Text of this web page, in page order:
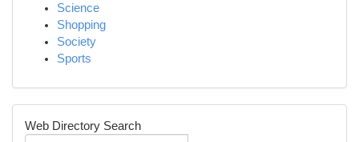
Science
Shopping
Society
Sports
Web Directory Search